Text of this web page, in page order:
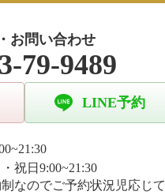
お問い合わせ
79-9489
LINE予約
祝日9:00~21:30
なのでご予約状況児応じて